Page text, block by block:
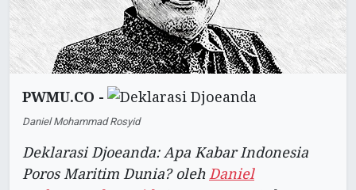
PWMU.CO -
Daniel Mohammad Rosyid
Deklarasi Djoeanda: Apa Kabar Indonesia
Poros Maritim Dunia? oleh Daniel